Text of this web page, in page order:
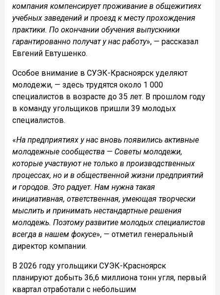
компания компенсирует проживание в общежитиях
учебных заведений и проезд к месту прохождения
практики. По окончании обучения выпускники
гарантированно получат у нас работу», — рассказал
Евгений Евтушенко.
Особое внимание в СУЭК-Красноярск уделяют
молодежи, — здесь трудятся около 1 000
специалистов в возрасте до 35 лет. В прошлом году
в команду угольщиков пришли 39 молодых
специалистов.
«На предприятиях у нас вновь появились активные
молодежные сообщества — Советы молодежи,
которые участвуют не только в производственных
процессах, но и в общественной жизни предприятий
и городов. Это радует. Нам нужна такая
инициативная, ответственная, умеющая творчески
мыслить и принимать нестандартные решения
молодежь. Поэтому развитие молодых специалистов
всегда в нашем фокусе», — отметил генеральный
директор компании.
В 2026 году угольщики СУЭК-Красноярск
планируют добыть 36,6 миллиона тонн угля, первый
квартал отработали с небольшим